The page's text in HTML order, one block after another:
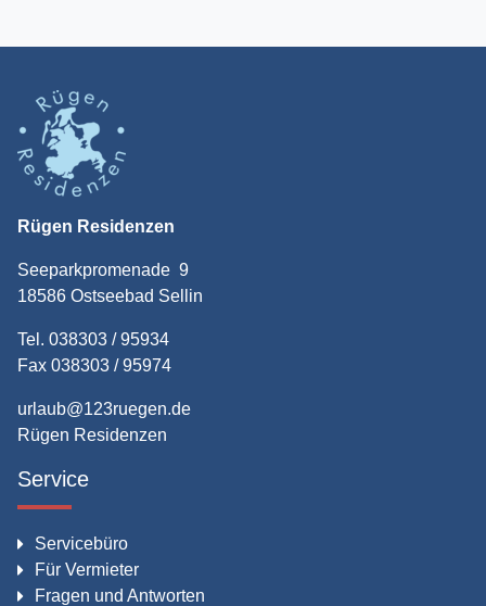
Rügen Residenzen
Seeparkpromenade 9
18586 Ostseebad Sellin
Tel. 038303 / 95934
Fax 038303 / 95974
urlaub@123ruegen.de
Rügen Residenzen
Service
Servicebüro
Für Vermieter
Fragen und Antworten